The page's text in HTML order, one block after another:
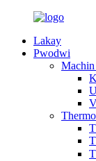
Lakay
Pwodwi
Machin